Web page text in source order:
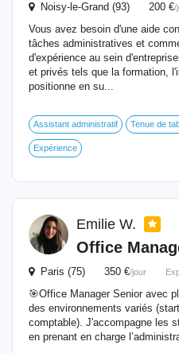
Noisy-le-Grand (93) 200 €/
Vous avez besoin d'une aide
tâches administratives et
d'expérience au sein
et privés tels que la formation,
positionne en su...
Assistant administratif Tenue de
Expérience
Emilie W.
Office
Paris (75) 350 €/jour
🎯Office Manager Senior avec
des environnements variés
comptable). J'accompagne les
en prenant en charge